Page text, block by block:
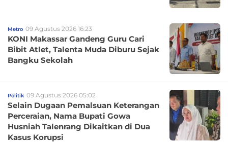
Metro 09 Agustus 2026 16:23
KONI Makassar Gandeng Guru Cari
Bibit Atlet, Talenta Muda Diburu Sejak
Bangku Sekolah
Politik 09 Agustus 2026 05:02
Selain Dugaan Pemalsuan Keterangan
Perceraian, Nama Bupati Gowa
Husniah Talenrang Dikaitkan di Dua
Kasus Korupsi